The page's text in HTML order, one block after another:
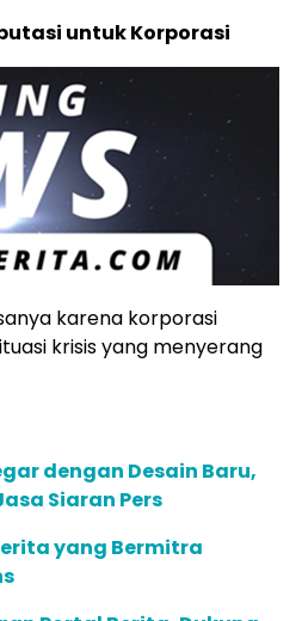
untuk Korporasi
karena korporasi
krisis yang menyerang
dengan Desain Baru,
Siaran Pers
yang Bermitra